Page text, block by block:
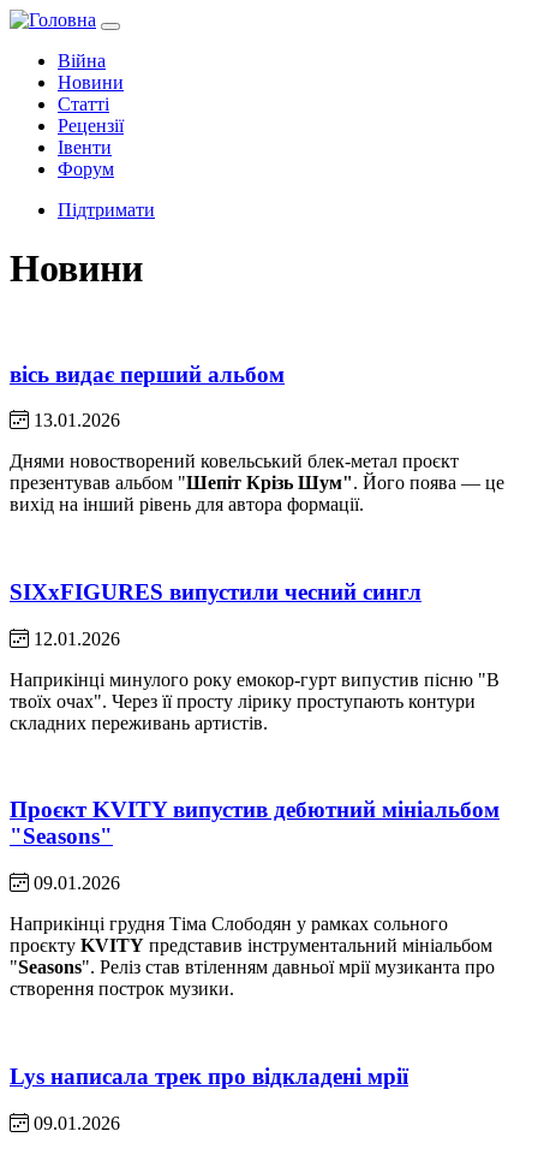
Війна
Новини
Статті
Рецензії
Івенти
Форум
Підтримати
Новини
вісь видає перший альбом
13.01.2026
Днями новостворений ковельський блек-метал проєкт
презентував альбом "Шепіт Крізь Шум". Його поява — це
вихід на інший рівень для автора формації.
SIXxFIGURES випустили чесний сингл
12.01.2026
Наприкінці минулого року емокор-гурт випустив пісню "В
твоїх очах". Через її просту лірику проступають контури
складних переживань артистів.
Проєкт KVITY випустив дебютний мініальбом
"Seasons"
09.01.2026
Наприкінці грудня Тіма Слободян у рамках сольного
проєкту KVITY представив інструментальний мініальбом
"Seasons". Реліз став втіленням давньої мрії музиканта про
створення построк музики.
Lys написала трек про відкладені мрії
09.01.2026